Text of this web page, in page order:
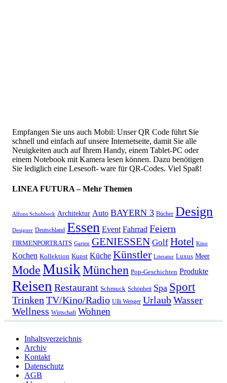
Empfangen Sie uns auch Mobil: Unser QR Code führt Sie
schnell und einfach auf unsere Internetseite, damit Sie alle
Neuigkeiten auch auf Ihrem Handy, einem Tablet-PC oder
einem Notebook mit Kamera lesen können. Dazu benötigen
Sie lediglich eine Lesesoft- ware für QR-Codes. Viel Spaß!
LINEA FUTURA – Mehr Themen
Alfons Schuhbeck Architektur Auto BAYERN 3 Bücher Design
Designer Deutschland Essen Event Fahrrad Feiern
FIRMENPORTRAITS Garten GENIESSEN Golf Hotel Kino
Kochen Kollektion Kunst Küche Künstler Literatur Luxus Meer
ModeMusikMünchen Pop-Geschichten Produkte
Reisen Restaurant Schmuck Schönheit Spa Sport
Trinken TV/Kino/Radio Ulli Wenger UrlaubWasser
Wellness Wirtschaft Wohnen
Inhaltsverzeichnis
Archiv
Kontakt
Datenschutz
AGB